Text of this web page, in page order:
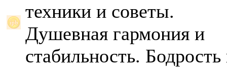
техники и советы.
Душевная гармония и
стабильность. Бодрость